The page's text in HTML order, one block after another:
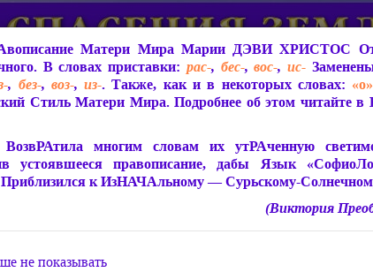
Мира
СофиоЛогия Матери Мира
Живое Слово
Статьи, Книги, Видео,
Матери Мира Марии ДЭВИ ХРИСТОС
В словах приставки: рас-, бес-,вос-, ис-
, без-, воз-,из-. Также, как и в некоторых словах: «о»
Стиль Матери Мира. Подробнее об этом читайте в
многим словам их утРАченную
устоявшееся правописание, дабы Язык
к ИзНАЧАльному — Сурьскому-
(Виктория
не показывать